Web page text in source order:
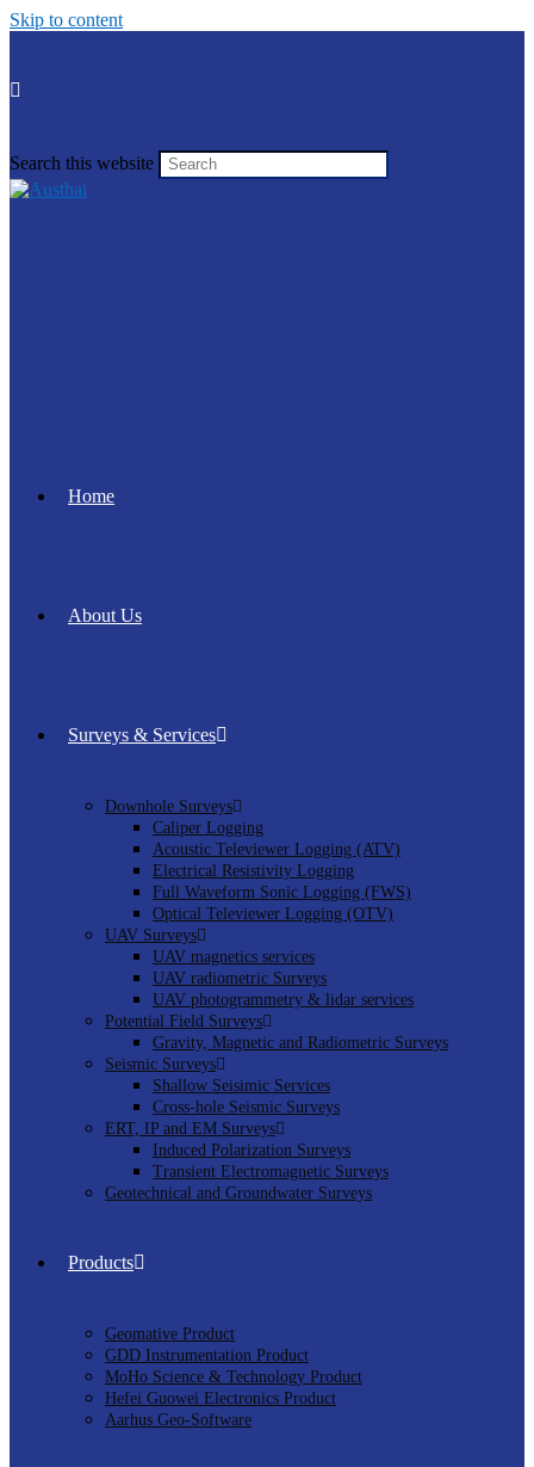
Skip to content
Search this website
Home
About Us
Surveys & Services
Downhole Surveys
Caliper Logging
Acoustic Televiewer Logging (ATV)
Electrical Resistivity Logging
Full Waveform Sonic Logging (FWS)
Optical Televiewer Logging (OTV)
UAV Surveys
UAV magnetics services
UAV radiometric Surveys
UAV photogrammetry & lidar services
Potential Field Surveys
Gravity, Magnetic and Radiometric Surveys
Seismic Surveys
Shallow Seisimic Services
Cross-hole Seismic Surveys
ERT, IP and EM Surveys
Induced Polarization Surveys
Transient Electromagnetic Surveys
Geotechnical and Groundwater Surveys
Products
Geomative Product
GDD Instrumentation Product
MoHo Science & Technology Product
Hefei Guowei Electronics Product
Aarhus Geo-Software